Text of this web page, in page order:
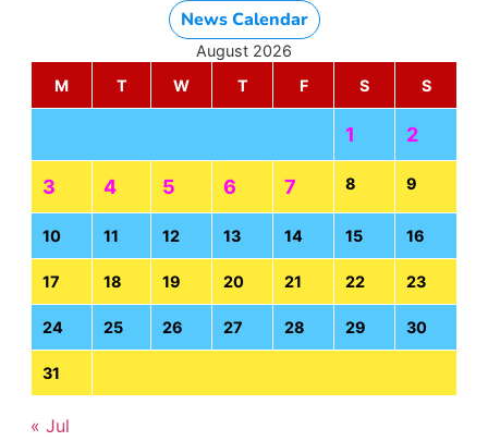
News Calendar
August 2026
M
T W T F S S
1 2
3 4 5 6 7 8 9
10 11 12 13 14 15 16
17 18 19 20 21 22 23
24 25 26 27 28 29 30
31
« Jul